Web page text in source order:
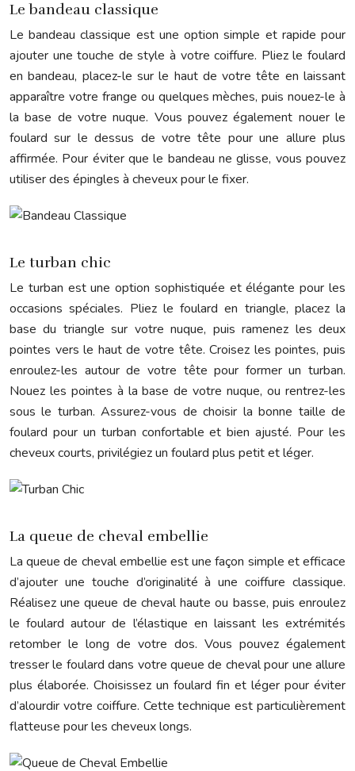
Le bandeau classique
Le bandeau classique est une option simple et rapide pour
ajouter une touche de style à votre coiffure. Pliez le foulard
en bandeau, placez-le sur le haut de votre tête en laissant
apparaître votre frange ou quelques mèches, puis nouez-le à
la base de votre nuque. Vous pouvez également nouer le
foulard sur le dessus de votre tête pour une allure plus
affirmée. Pour éviter que le bandeau ne glisse, vous pouvez
utiliser des épingles à cheveux pour le fixer.
Le turban chic
Le turban est une option sophistiquée et élégante pour les
occasions spéciales. Pliez le foulard en triangle, placez la
base du triangle sur votre nuque, puis ramenez les deux
pointes vers le haut de votre tête. Croisez les pointes, puis
enroulez-les autour de votre tête pour former un turban.
Nouez les pointes à la base de votre nuque, ou rentrez-les
sous le turban. Assurez-vous de choisir la bonne taille de
foulard pour un turban confortable et bien ajusté. Pour les
cheveux courts, privilégiez un foulard plus petit et léger.
La queue de cheval embellie
La queue de cheval embellie est une façon simple et efficace
d’ajouter une touche d’originalité à une coiffure classique.
Réalisez une queue de cheval haute ou basse, puis enroulez
le foulard autour de l’élastique en laissant les extrémités
retomber le long de votre dos. Vous pouvez également
tresser le foulard dans votre queue de cheval pour une allure
plus élaborée. Choisissez un foulard fin et léger pour éviter
d’alourdir votre coiffure. Cette technique est particulièrement
flatteuse pour les cheveux longs.